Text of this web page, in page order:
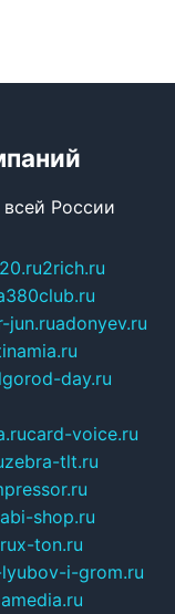
России
2rich.ru
jun.ruadonyev.ru
day.ru
card-voice.ru
zebra-tlt.ru
shop.ru
x-ton.ru
i-grom.ru